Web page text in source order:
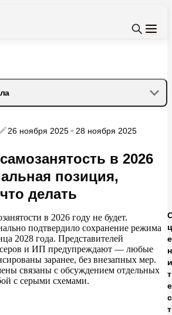
шумиха: причины обсуждения отмены
что говорит власть
отмена режима опасна
режима до конца 2028 года
контроля и новые лимиты
26 ноября 2025 28 ноября 2025
в 2026
позиция,
делать
в 2026 году не будет.
подтвердило сохранение режима
2028 года. Представителей
и ИП предупреждают — любые
заранее, без внезапных мер.
связаны с обсуждением отдельных
с серыми схемами.
ц
е
н
и
т
с
т